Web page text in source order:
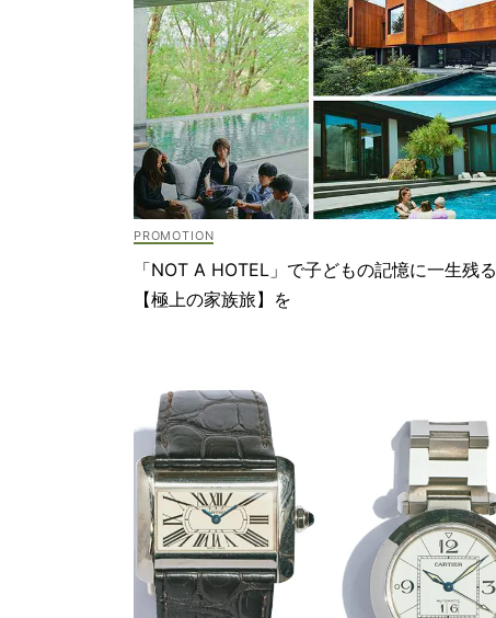
「NOT A HOTEL」で子どもの記憶に一生残る
【極上の家族旅】を